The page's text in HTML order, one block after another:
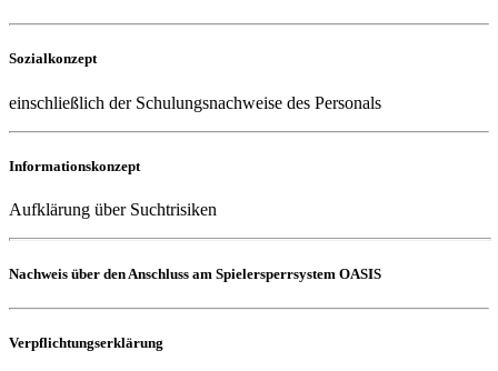
Sozialkonzept
einschließlich der Schulungsnachweise des Personals
Informationskonzept
Aufklärung über Suchtrisiken
Nachweis über den Anschluss am Spielersperrsystem OASIS
Verpflichtungserklärung